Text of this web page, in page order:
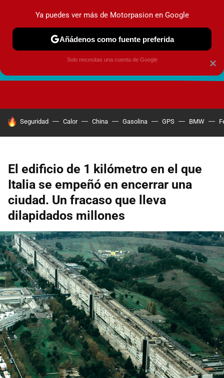
HOY SE HABLA DE
Seguridad Calor China Gasolina GPS BMW
El edificio de 1 kilómetro en el que
Italia se empeñó en encerrar una
ciudad. Un fracaso que lleva
dilapidados millones
×
Ya puedes ver más de Motorpasion en Google
Añádenos como fuente preferida
Solo necesitas una cuenta de Google